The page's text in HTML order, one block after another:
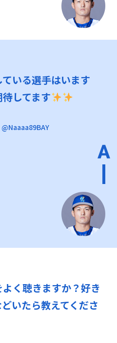
いる選手はいます
してます
く聴きますか？好き
いたら教えてくださ